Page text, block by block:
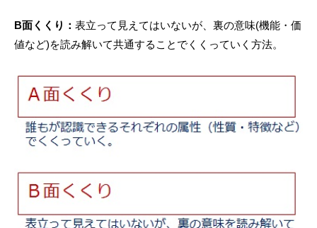
B面くくり： 表立って見えてはいないが、裏の意味(機能・価
値など)を読み解いて共通することでくくっていく方法。